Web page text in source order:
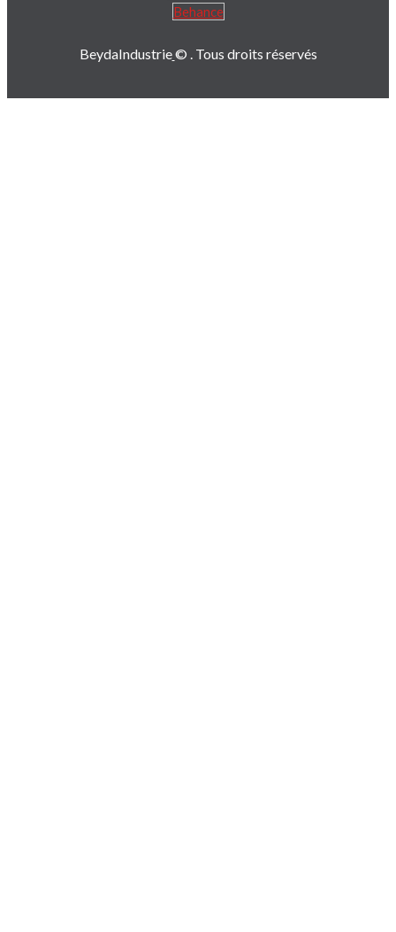
Behance
BeydaIndustrie© . Tous droits réservés